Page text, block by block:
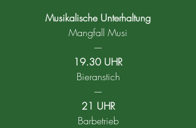
Musikalische Unterhaltung
Mangfall Musi
----
19.30 UHR
Bieranstich
----
21 UHR
Barbetrieb